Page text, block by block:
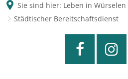
Sie sind hier: Leben in Würselen
Städtischer Bereitschaftsdienst